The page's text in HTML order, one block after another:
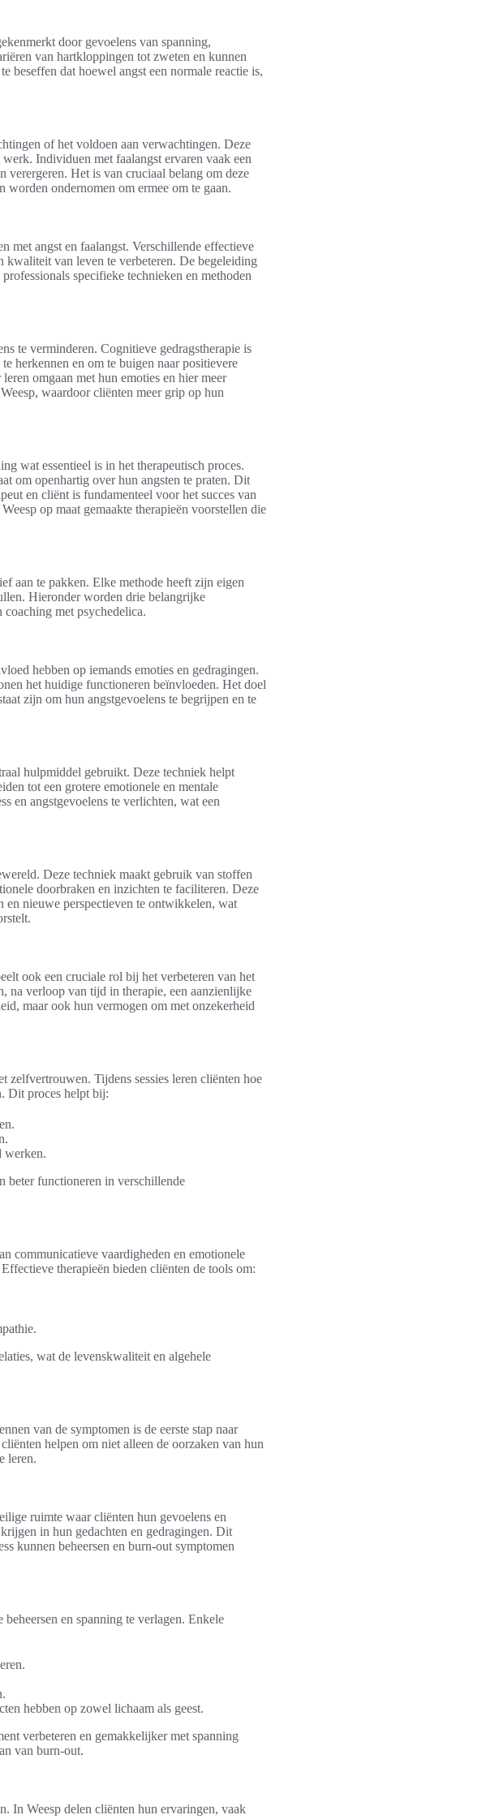
door gevoelens van spanning,
van hartkloppingen tot zweten en kunnen
beseffen dat hoewel angst een normale reactie is,
of het voldoen aan verwachtingen. Deze
Individuen met faalangst ervaren vaak een
verergeren. Het is van cruciaal belang om deze
worden ondernomen om ermee om te gaan.
met angst en faalangst. Verschillende effectieve
kwaliteit van leven te verbeteren. De begeleiding
specifieke technieken en methoden
te verminderen. Cognitieve gedragstherapie is
herkennen en om te buigen naar positievere
omgaan met hun emoties en hier meer
waardoor cliënten meer grip op hun
wat essentieel is in het therapeutisch proces.
om openhartig over hun angsten te praten. Dit
en cliënt is fundamenteel voor het succes van
op maat gemaakte therapieën voorstellen die
aan te pakken. Elke methode heeft zijn eigen
Hieronder worden drie belangrijke
met psychedelica.
hebben op iemands emoties en gedragingen.
het huidige functioneren beïnvloeden. Het doel
zijn om hun angstgevoelens te begrijpen en te
hulpmiddel gebruikt. Deze techniek helpt
tot een grotere emotionele en mentale
en angstgevoelens te verlichten, wat een
Deze techniek maakt gebruik van stoffen
doorbraken en inzichten te faciliteren. Deze
en nieuwe perspectieven te ontwikkelen, wat
ook een cruciale rol bij het verbeteren van het
na verloop van tijd in therapie, een aanzienlijke
maar ook hun vermogen om met onzekerheid
zelfvertrouwen. Tijdens sessies leren cliënten hoe
Dit proces helpt bij:
werken.
beter functioneren in verschillende
communicatieve vaardigheden en emotionele
therapieën bieden cliënten de tools om:
wat de levenskwaliteit en algehele
van de symptomen is de eerste stap naar
helpen om niet alleen de oorzaken van hun
leren.
ruimte waar cliënten hun gevoelens en
in hun gedachten en gedragingen. Dit
kunnen beheersen en burn-out symptomen
en spanning te verlagen. Enkele
hebben op zowel lichaam als geest.
verbeteren en gemakkelijker met spanning
van burn-out.
In Weesp delen cliënten hun ervaringen, vaak